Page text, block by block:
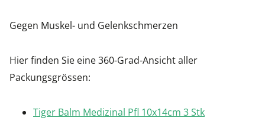
Gegen Muskel- und Gelenkschmerzen
Hier finden Sie eine 360-Grad-Ansicht aller
Packungsgrössen:
Tiger Balm Medizinal Pfl 10x14cm 3 Stk